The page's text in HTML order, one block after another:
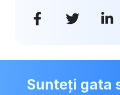
Sunteți gata